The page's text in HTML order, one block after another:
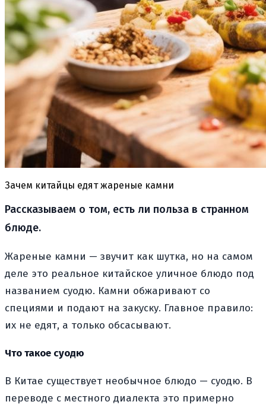
Зачем китайцы едят жареные камни
Рассказываем о том, есть ли польза в странном
блюде.
Жареные камни — звучит как шутка, но на самом
деле это реальное китайское уличное блюдо под
названием суодю. Камни обжаривают со
специями и подают на закуску. Главное правило:
их не едят, а только обсасывают.
Что такое суодю
В Китае существует необычное блюдо — суодю. В
переводе с местного диалекта это примерно